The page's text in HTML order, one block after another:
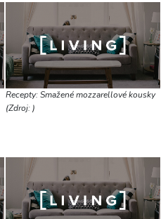
Recepty: Smažené mozzarellové kousky
(Zdroj: )